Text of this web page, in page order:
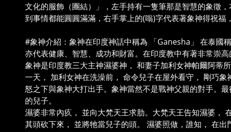
文化的服飾（團結）」，左手持有一隻筆那是智慧的象徵
到事情都能圓圓滿滿，右手掌上的(嗡)字代表著象神得祝福
#象神介紹：象神在印度神話中稱為 「Ganesha」 在泰國
亦代表健康、智慧、成功和財富。在印度教中有著非常崇
象神是印度教三大主神濕婆神， 和妻子加利女神帕爾阿蒂所
一天， 加利女神在洗澡前， 命令兒子在屋外看守， 剛巧
怒之下與象神大打出手。象神當然不是戰神父親的對手。
的兒子。
濕婆非常內疚， 並向大梵天王求肋。大梵天王告知濕婆，
其頭砍下來， 並將牠當兒子的頭。 濕婆照做，誰知， 在